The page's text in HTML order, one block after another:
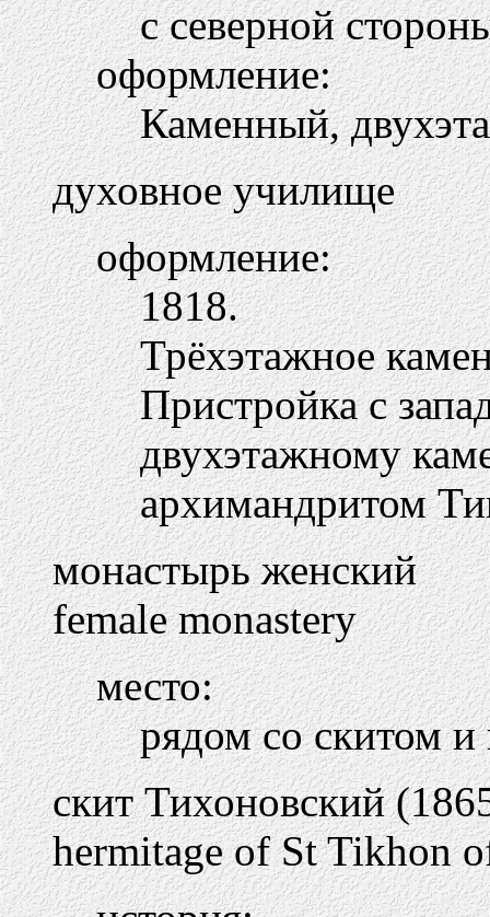
с северной
оформление:
Каменный,
духовное училище
оформление:
1818.
Трёхэтажное
Пристройка с
двухэтажному
архимандритом
монастырь женский
female monastery
место:
рядом со скитом и
скит Тихоновский
hermitage of St Tikhon